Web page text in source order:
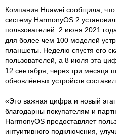
Компания Huawei сообщила,
систему HarmonyOS 2
пользователей. 2 июня 2021
для более чем 100 моделей
планшеты. Неделю спустя его
пользователей, а 8 июля эта
12 сентября, через три месяца
обновлённых устройств
«Это важная цифра и новый
благодарны покупателям и
HarmonyOS предоставляет
интуитивного подключения,